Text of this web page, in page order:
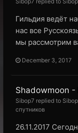
Гильдия ведёт
нас все
мы рассмотрим
December 3, 2017
Shadowmoon -
Sibop7 replied to
спутников
26.11.2017